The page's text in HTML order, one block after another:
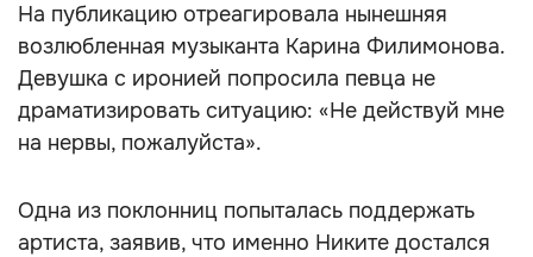
На публикацию отреагировала нынешняя
возлюбленная музыканта Карина Филимонова.
Девушка с иронией попросила певца не
драматизировать ситуацию: «Не действуй мне
на нервы, пожалуйста».
Одна из поклонниц попыталась поддержать
артиста, заявив, что именно Никите достался